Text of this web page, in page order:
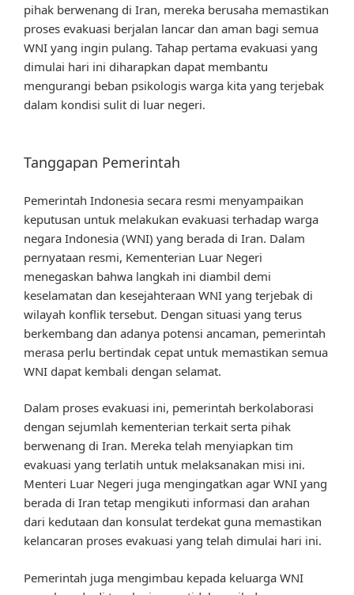
pihak berwenang di Iran, mereka berusaha memastikan
proses evakuasi berjalan lancar dan aman bagi semua
WNI yang ingin pulang. Tahap pertama evakuasi yang
dimulai hari ini diharapkan dapat membantu
mengurangi beban psikologis warga kita yang terjebak
dalam kondisi sulit di luar negeri.
Tanggapan Pemerintah
Pemerintah Indonesia secara resmi menyampaikan
keputusan untuk melakukan evakuasi terhadap warga
negara Indonesia (WNI) yang berada di Iran. Dalam
pernyataan resmi, Kementerian Luar Negeri
menegaskan bahwa langkah ini diambil demi
keselamatan dan kesejahteraan WNI yang terjebak di
wilayah konflik tersebut. Dengan situasi yang terus
berkembang dan adanya potensi ancaman, pemerintah
merasa perlu bertindak cepat untuk memastikan semua
WNI dapat kembali dengan selamat.
Dalam proses evakuasi ini, pemerintah berkolaborasi
dengan sejumlah kementerian terkait serta pihak
berwenang di Iran. Mereka telah menyiapkan tim
evakuasi yang terlatih untuk melaksanakan misi ini.
Menteri Luar Negeri juga mengingatkan agar WNI yang
berada di Iran tetap mengikuti informasi dan arahan
dari kedutaan dan konsulat terdekat guna memastikan
kelancaran proses evakuasi yang telah dimulai hari ini.
Pemerintah juga mengimbau kepada keluarga WNI